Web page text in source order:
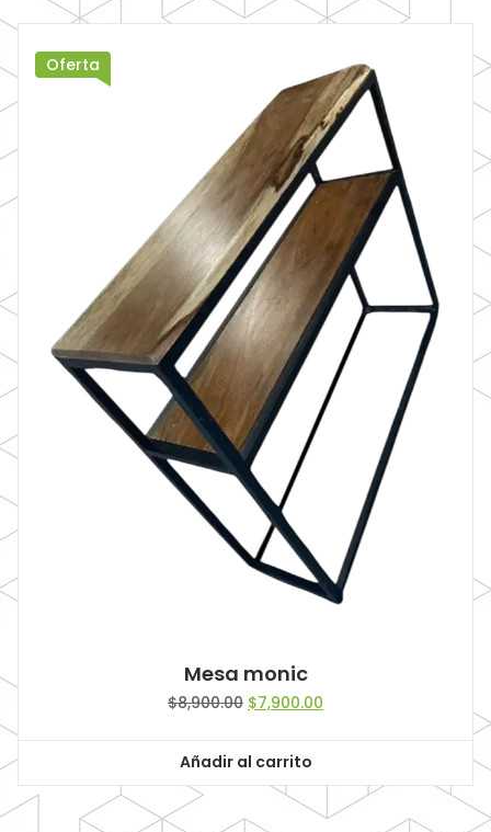
Oferta
Mesa monic
$8,900.00 Original
$8,900.00.
$7,900.00
Añadir al carrito